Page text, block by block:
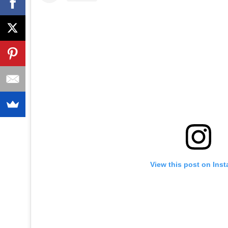
View this post on